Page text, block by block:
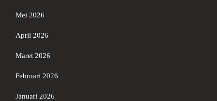
Mei 2026
April 2026
Maret 2026
Februari 2026
Januari 2026